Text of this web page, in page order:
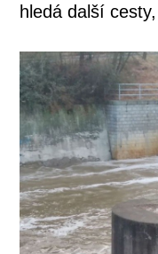
hledá další